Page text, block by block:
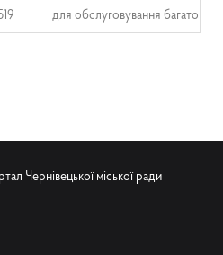
для обслуговування
Чернівецької міської ради